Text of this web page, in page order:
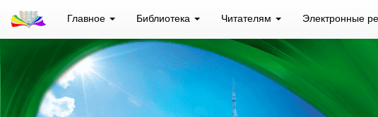
Главное Библиотека Читателям Электронные